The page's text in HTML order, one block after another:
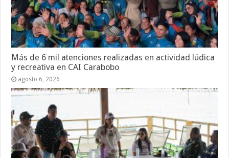
Más de 6 mil atenciones realizadas en actividad lúdica
y recreativa en CAI Carabobo
agosto 6, 2026